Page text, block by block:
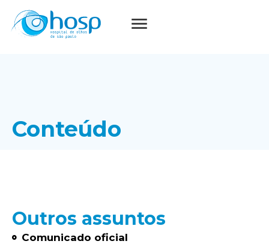
Conteúdo
Outros assuntos
Comunicado oficial